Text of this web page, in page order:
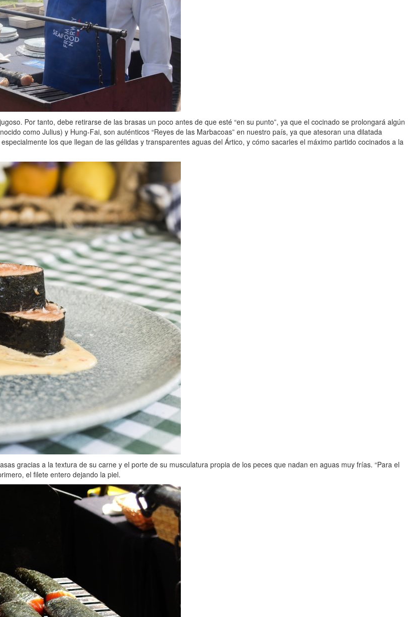
Por tanto, debe retirarse de las brasas un poco antes de que esté “en su punto”, ya que el cocinado se prolongará algún
como Julius) y Hung-Fai, son auténticos “Reyes de las Marbacoas” en nuestro país, ya que atesoran una dilatada
los que llegan de las gélidas y transparentes aguas del Ártico, y cómo sacarles el máximo partido cocinados a la
gracias a la textura de su carne y el porte de su musculatura propia de los peces que nadan en aguas muy frías. “Para el
el filete entero dejando la piel.